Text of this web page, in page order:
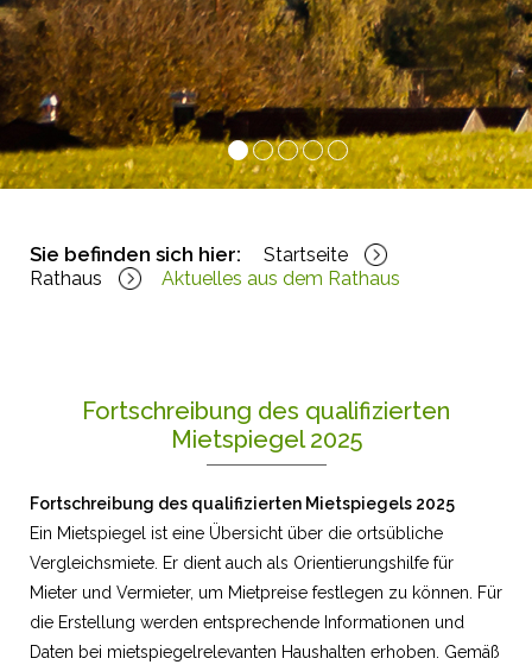
1 2 3 4 5
Sie befinden sich hier:
Startseite
Rathaus
Aktuelles aus dem Rathaus
Fortschreibung des qualifizierten
Mietspiegel 2025
Fortschreibung des qualifizierten Mietspiegels 2025
Ein Mietspiegel ist eine Übersicht über die ortsübliche
Vergleichsmiete. Er dient auch als Orientierungshilfe für
Mieter und Vermieter, um Mietpreise festlegen zu können. Für
die Erstellung werden entsprechende Informationen und
Daten bei mietspiegelrelevanten Haushalten erhoben. Gemäß